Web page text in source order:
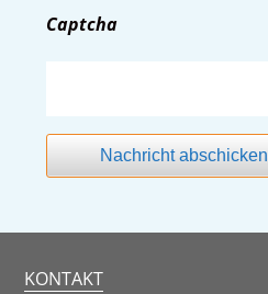
Captcha
Nachricht abschicken
KONTAKT